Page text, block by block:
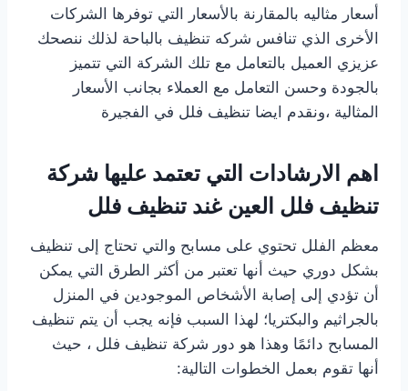
أسعار مثاليه بالمقارنة بالأسعار التي توفرها الشركات
الأخرى الذي تنافس شركه تنظيف بالباحة لذلك ننصحك
عزيزي العميل بالتعامل مع تلك الشركة التي تتميز
بالجودة وحسن التعامل مع العملاء بجانب الأسعار
المثالية ،ونقدم ايضا تنظيف فلل في الفجيرة
اهم الارشادات التي تعتمد عليها شركة
تنظيف فلل العين غند تنظيف فلل
معظم الفلل تحتوي على مسابح والتي تحتاج إلى تنظيف
بشكل دوري حيث أنها تعتبر من أكثر الطرق التي يمكن
أن تؤدي إلى إصابة الأشخاص الموجودين في المنزل
بالجراثيم والبكتريا؛ لهذا السبب فإنه يجب أن يتم تنظيف
المسابح دائمًا وهذا هو دور شركة تنظيف فلل ، حيث
أنها تقوم بعمل الخطوات التالية: